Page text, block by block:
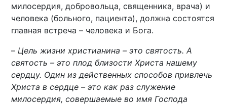
милосердия, добровольца, священника, врача) и
человека (больного, пациента), должна состоятся
главная встреча – человека и Бога.
–Цель жизни христианина – это святость. А
святость – это плод близости Христа нашему
сердцу. Один из действенных способов привлечь
Христа в сердце – это как раз служение
милосердия, совершаемые во имя Господа